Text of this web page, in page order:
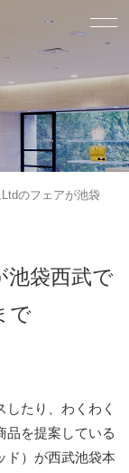
のフェアが池袋
池袋西武で
で
たり、わくわく
品を提案している
ド）が西武池袋本